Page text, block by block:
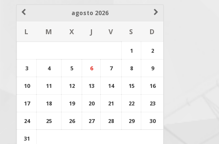
agosto 2026
L M X J V S D
1 2
3 4 5 6 7 8 9
10 11 12 13 14 15 16
17 18 19 20 21 22 23
24 25 26 27 28 29 30
31